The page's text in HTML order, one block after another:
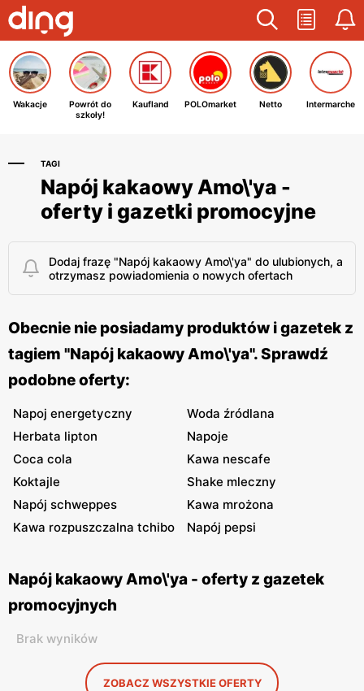
Wakacje
Powrót do
szkoły!
Kaufland POLOmarket Netto Intermarche
TAGI
Napój kakaowy Amo\'ya -
oferty i gazetki promocyjne
Dodaj frazę "Napój kakaowy Amo\'ya" do ulubionych, a
otrzymasz powiadomienia o nowych ofertach
Obecnie nie posiadamy produktów i gazetek z
tagiem "Napój kakaowy Amo\'ya". Sprawdź
podobne oferty:
Napoj energetyczny
Woda źródlana
Herbata lipton
Napoje
Coca cola
Kawa nescafe
Koktajle
Shake mleczny
Napój schweppes
Kawa mrożona
Kawa rozpuszczalna tchibo
Napój pepsi
Napój kakaowy Amo\'ya - oferty z gazetek
promocyjnych
Brak wyników
ZOBACZ WSZYSTKIE OFERTY